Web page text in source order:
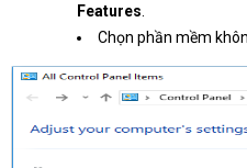
Features
Chọn phần mềm